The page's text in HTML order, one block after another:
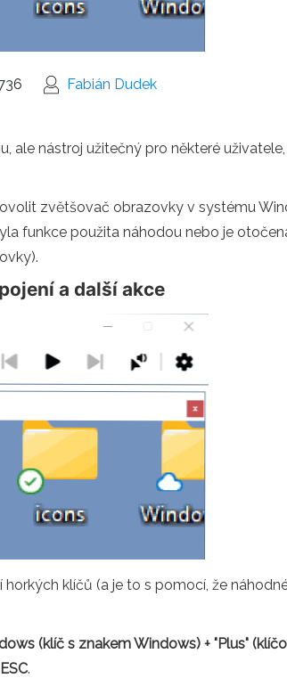
Fabián Dudek
ale nástroj užitečný pro některé
zvětšovač obrazovky v systému
funkce použita náhodou nebo je
a další akce
klíčů (a je to s pomocí, že
(klíč s znakem Windows) + "Plus"
.